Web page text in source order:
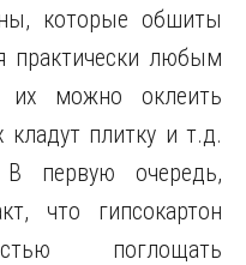
которые обшиты
практически любым
их можно оклеить
плитку и т.д.
В первую очередь,
что гипсокартон
поглощать